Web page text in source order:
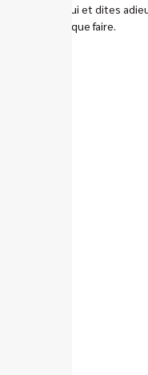
aujourd’hui et dites
ne saviez que faire.